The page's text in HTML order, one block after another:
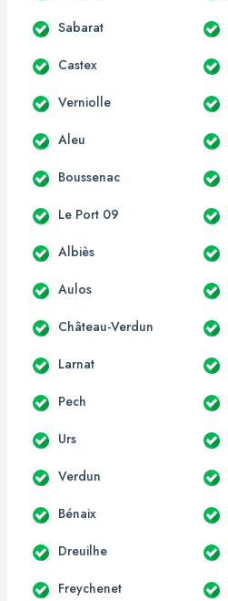
Sabarat
Castex
Verniolle
Aleu
Boussenac
Le Port 09
Albiès
Aulos
Château-Verdun
Larnat
Pech
Urs
Verdun
Bénaix
Dreuilhe
Freychenet